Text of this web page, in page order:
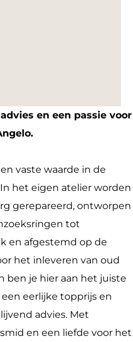
en een passie voor
vaste waarde in de
het eigen atelier worden
gerepareerd, ontworpen
tot
en afgestemd op de
het inleveren van oud
ben je hier aan het juiste
eerlijke topprijs en
advies. Met
en een liefde voor het